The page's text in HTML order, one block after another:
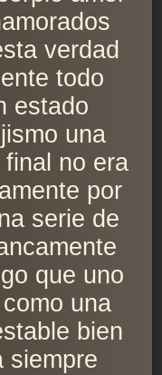
verdad
todo
estado
una
no era
por
serie de
que uno
una
bien
siempre